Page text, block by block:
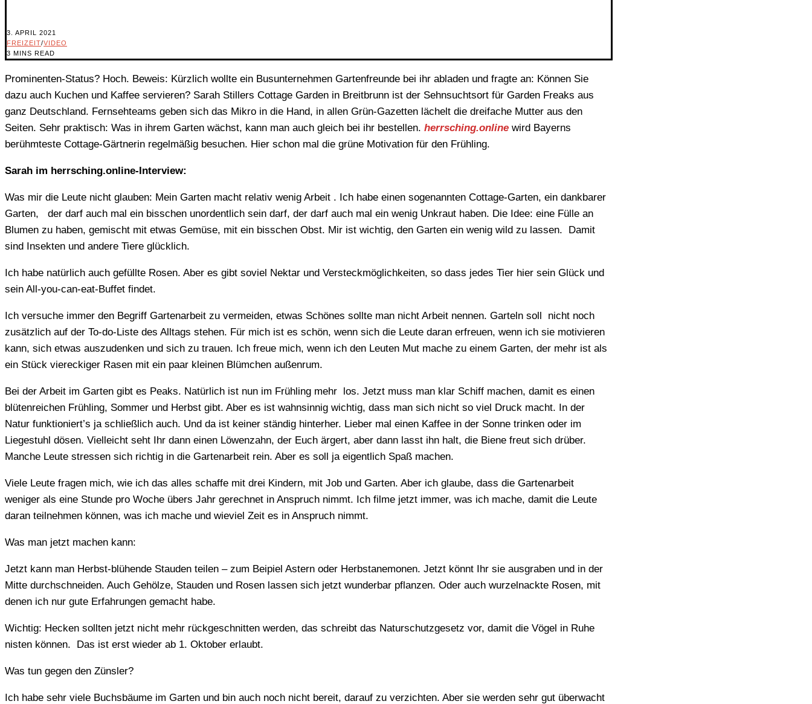
3. APRIL 2021
FREIZEIT/VIDEO
3 MINS READ
Prominenten-Status? Hoch. Beweis: Kürzlich wollte ein Busunternehmen Gartenfreunde bei ihr abladen und fragte an: Können Sie
dazu auch Kuchen und Kaffee servieren? Sarah Stillers Cottage Garden in Breitbrunn ist der Sehnsuchtsort für Garden Freaks aus
ganz Deutschland. Fernsehteams geben sich das Mikro in die Hand, in allen Grün-Gazetten lächelt die dreifache Mutter aus den
Seiten. Sehr praktisch: Was in ihrem Garten wächst, kann man auch gleich bei ihr bestellen. herrsching.online wird Bayerns
berühmteste Cottage-Gärtnerin regelmäßig besuchen. Hier schon mal die grüne Motivation für den Frühling.
Sarah im herrsching.online-Interview:
Was mir die Leute nicht glauben: Mein Garten macht relativ wenig Arbeit . Ich habe einen sogenannten Cottage-Garten, ein dankbarer
Garten, der darf auch mal ein bisschen unordentlich sein darf, der darf auch mal ein wenig Unkraut haben. Die Idee: eine Fülle an
Blumen zu haben, gemischt mit etwas Gemüse, mit ein bisschen Obst. Mir ist wichtig, den Garten ein wenig wild zu lassen. Damit
sind Insekten und andere Tiere glücklich.
Ich habe natürlich auch gefüllte Rosen. Aber es gibt soviel Nektar und Versteckmöglichkeiten, so dass jedes Tier hier sein Glück und
sein All-you-can-eat-Buffet findet.
Ich versuche immer den Begriff Gartenarbeit zu vermeiden, etwas Schönes sollte man nicht Arbeit nennen. Garteln soll nicht noch
zusätzlich auf der To-do-Liste des Alltags stehen. Für mich ist es schön, wenn sich die Leute daran erfreuen, wenn ich sie motivieren
kann, sich etwas auszudenken und sich zu trauen. Ich freue mich, wenn ich den Leuten Mut mache zu einem Garten, der mehr ist als
ein Stück viereckiger Rasen mit ein paar kleinen Blümchen außenrum.
Bei der Arbeit im Garten gibt es Peaks. Natürlich ist nun im Frühling mehr los. Jetzt muss man klar Schiff machen, damit es einen
blütenreichen Frühling, Sommer und Herbst gibt. Aber es ist wahnsinnig wichtig, dass man sich nicht so viel Druck macht. In der
Natur funktioniert’s ja schließlich auch. Und da ist keiner ständig hinterher. Lieber mal einen Kaffee in der Sonne trinken oder im
Liegestuhl dösen. Vielleicht seht Ihr dann einen Löwenzahn, der Euch ärgert, aber dann lasst ihn halt, die Biene freut sich drüber.
Manche Leute stressen sich richtig in die Gartenarbeit rein. Aber es soll ja eigentlich Spaß machen.
Viele Leute fragen mich, wie ich das alles schaffe mit drei Kindern, mit Job und Garten. Aber ich glaube, dass die Gartenarbeit
weniger als eine Stunde pro Woche übers Jahr gerechnet in Anspruch nimmt. Ich filme jetzt immer, was ich mache, damit die Leute
daran teilnehmen können, was ich mache und wieviel Zeit es in Anspruch nimmt.
Was man jetzt machen kann:
Jetzt kann man Herbst-blühende Stauden teilen – zum Beipiel Astern oder Herbstanemonen. Jetzt könnt Ihr sie ausgraben und in der
Mitte durchschneiden. Auch Gehölze, Stauden und Rosen lassen sich jetzt wunderbar pflanzen. Oder auch wurzelnackte Rosen, mit
denen ich nur gute Erfahrungen gemacht habe.
Wichtig: Hecken sollten jetzt nicht mehr rückgeschnitten werden, das schreibt das Naturschutzgesetz vor, damit die Vögel in Ruhe
nisten können. Das ist erst wieder ab 1. Oktober erlaubt.
Was tun gegen den Zünsler?
Ich habe sehr viele Buchsbäume im Garten und bin auch noch nicht bereit, darauf zu verzichten. Aber sie werden sehr gut überwacht